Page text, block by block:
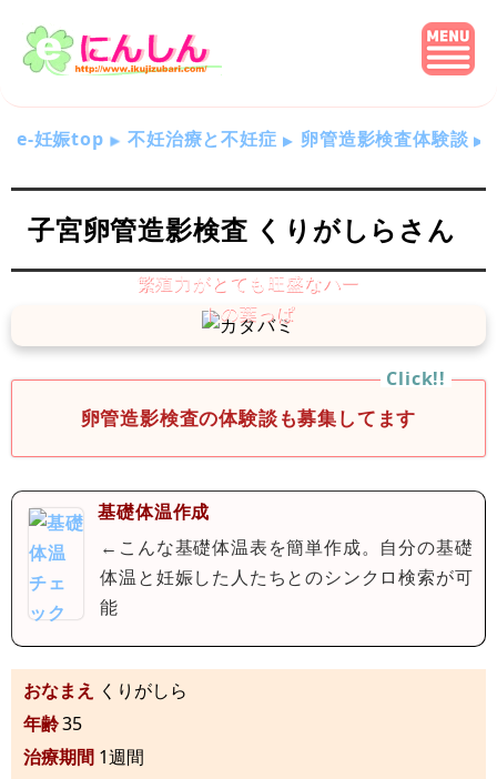
e-妊娠top 不妊治療と不妊症 卵管造影検査体験談
子宮卵管造影検査 くりがしらさん
卵管造影検査の体験談も募集してます
基礎体温作成
←こんな基礎体温表を簡単作成。自分の基礎
体温と妊娠した人たちとのシンクロ検索が可
能
おなまえ くりがしら
年齢35
治療期間 1週間